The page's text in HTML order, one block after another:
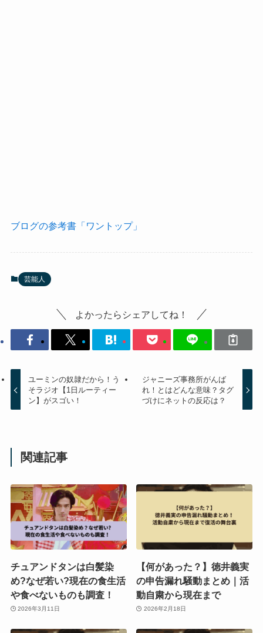
ブログの参考書「ワントップ」
芸能人
よかったらシェアしてね！
ユーミンの奴隷だから！う
そラジオ【1日ルーティー
ン】がスゴい！
ジャニーズ事務所がんば
れ！とはどんな意味？タグ
づけにネットの反応は？
関連記事
チュアンドタンは白髪染
め?なぜ若い?現在の食生活
や食べないものも調査！
2026年3月11日
【何があった？】徳井義実
の申告漏れ騒動まとめ｜活
動自粛から現在まで
2026年2月18日